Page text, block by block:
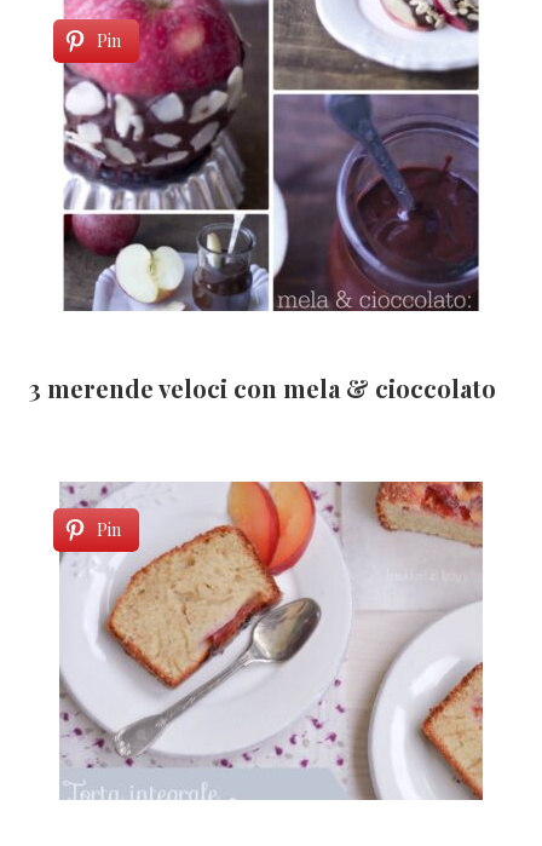
Pin
3 merende veloci con mela & cioccolato
Pin